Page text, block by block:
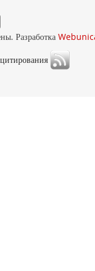
Разработка